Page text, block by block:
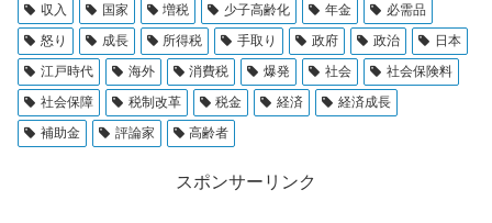
収入
国家 増税 少子高齢化 年金
必需品
怒り
成長 所得税 手取り 政府 政治
日本
江戸時代
海外 消費税 爆発 社会
社会保険料
社会保障
税制改革 税金 経済
経済成長
補助金
評論家 高齢者
スポンサーリンク